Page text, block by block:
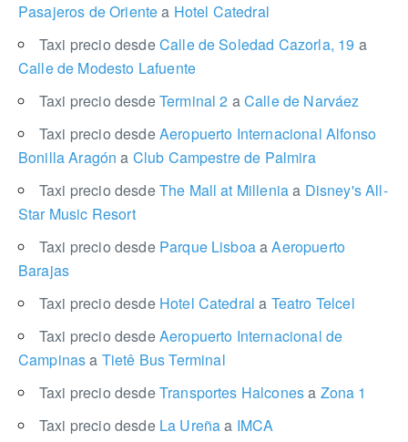
Pasajeros de Orientea Hotel Catedral
Taxi precio desdeCalle de Soledad Cazorla, 19 a
Calle de Modesto Lafuente
Taxi precio desdeTerminal 2 aCalle de Narváez
Taxi precio desdeAeropuerto Internacional Alfonso
Bonilla Aragóna Club Campestre de Palmira
Taxi precio desdeThe Mall at Milleniaa Disney's All-
Star Music Resort
Taxi precio desde Parque LisboaaAeropuerto
Barajas
Taxi precio desde Hotel Catedrala Teatro Telcel
Taxi precio desdeAeropuerto Internacional de
Campinasa Tietê Bus Terminal
Taxi precio desdeTransportes Halconesa Zona 1
Taxi precio desde La Ureñaa IMCA